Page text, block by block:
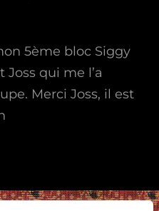
5ème bloc Siggy
Joss qui me l’a
Merci Joss, il est